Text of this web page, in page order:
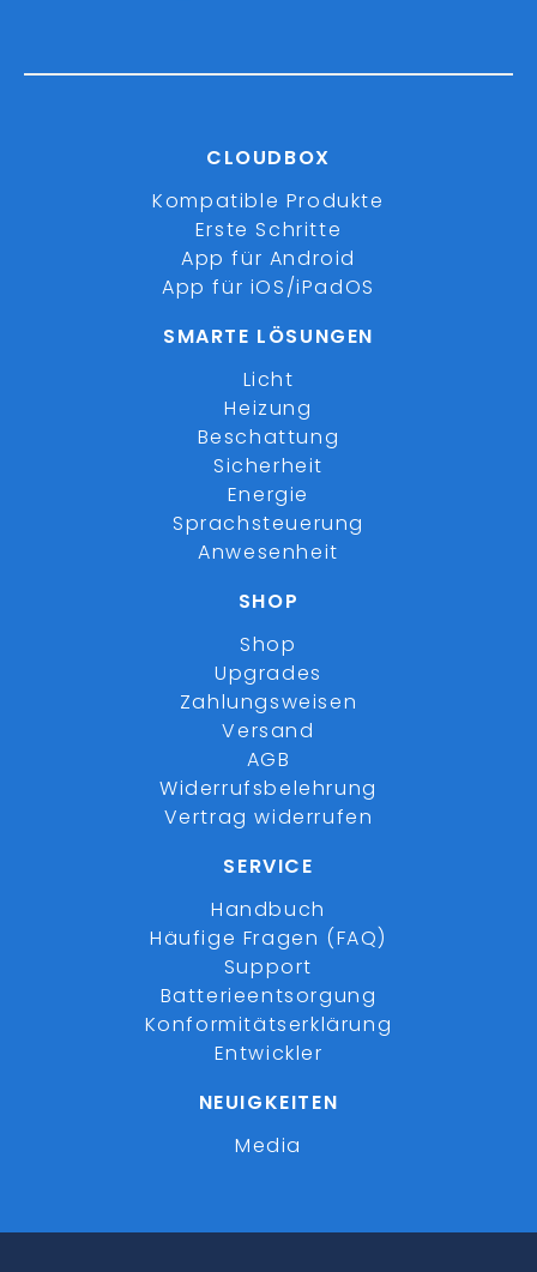
CLOUDBOX
Kompatible Produkte
Erste Schritte
App für Android
App für iOS/iPadOS
SMARTE LÖSUNGEN
Licht
Heizung
Beschattung
Sicherheit
Energie
Sprachsteuerung
Anwesenheit
SHOP
Shop
Upgrades
Zahlungsweisen
Versand
AGB
Widerrufsbelehrung
Vertrag widerrufen
SERVICE
Handbuch
Häufige Fragen (FAQ)
Support
Batterieentsorgung
Konformitätserklärung
Entwickler
NEUIGKEITEN
Media